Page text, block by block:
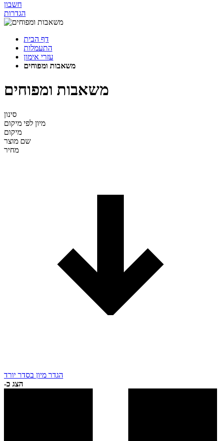
חשבון
הגדרות
דף הבית
התעמלות
עזרי אימון
משאבות ומפוחים
משאבות ומפוחים
סינון
מיון לפי מיקום
מיקום
שם מוצר
מחיר
הגדר מיון בסדר יורד
הצג כ-